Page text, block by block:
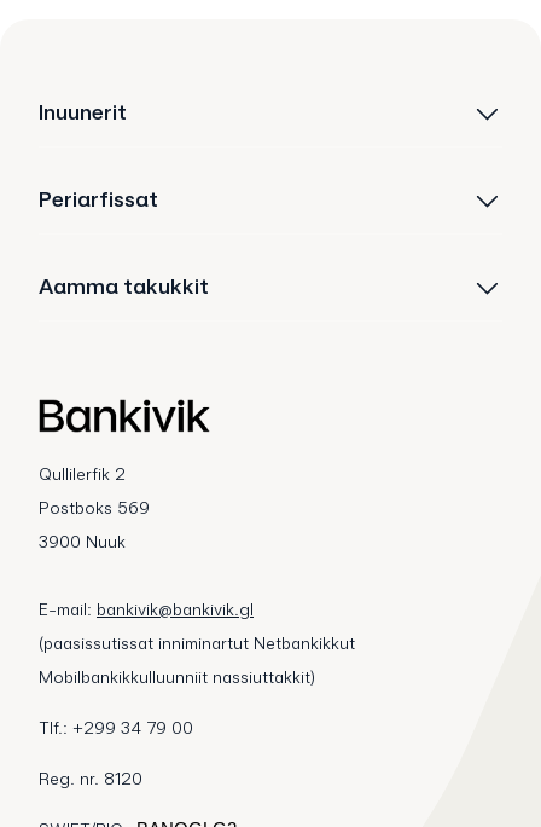
Inuunerit
Periarfissat
Aamma takukkit
Qullilerfik 2
Postboks 569
3900 Nuuk
E-mail: bankivik@bankivik.gl
(paasissutissat inniminartut Netbankikkut
Mobilbankikkulluunniit nassiuttakkit)
Tlf.: +299 34 79 00
Reg. nr. 8120